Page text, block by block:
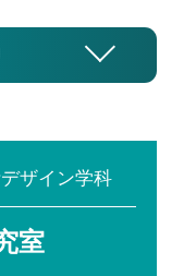
ザイン学科
室